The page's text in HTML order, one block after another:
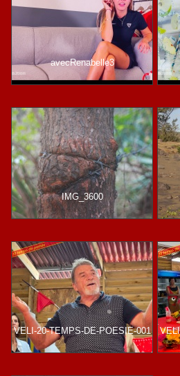
avecRenabelle3
IMG_3600
VELI-20-TEMPS-DE-POESIE-001